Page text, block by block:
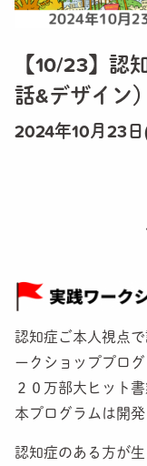
BOOK
書籍で学ぼう
旅のガイド（
A.I.
自分の認知
認知症世界を
認サポを開催
CAREPATH
【10/23】認
話&デザイン
2024年10月23
認知症ご本人視点
ークショッププログ
２０万部大ヒット
本プログラムは開発
認知症のある方が